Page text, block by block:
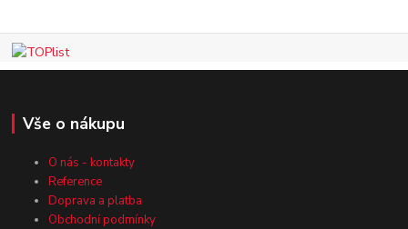
Vše o nákupu
O nás - kontakty
Reference
Doprava a platba
Obchodní podmínky